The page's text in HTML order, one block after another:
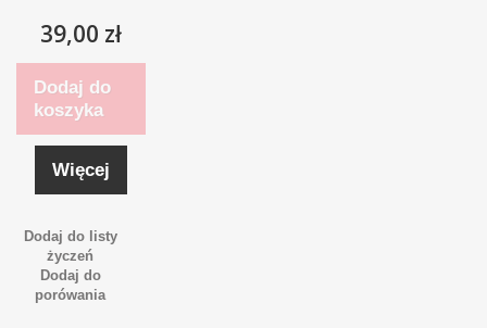
39,00 zł
Dodaj do
koszyka
Więcej
Dodaj do listy
życzeń
Dodaj do
porówania